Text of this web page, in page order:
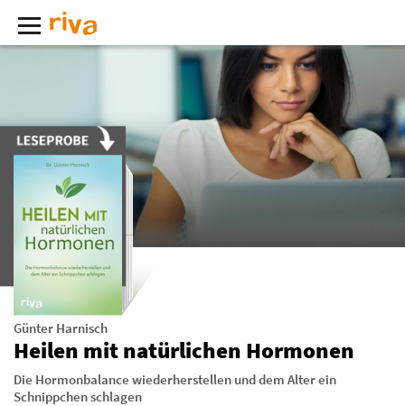
Günter Harnisch
Heilen mit natürlichen Hormonen
Die Hormonbalance wiederherstellen und dem Alter ein
Schnippchen schlagen